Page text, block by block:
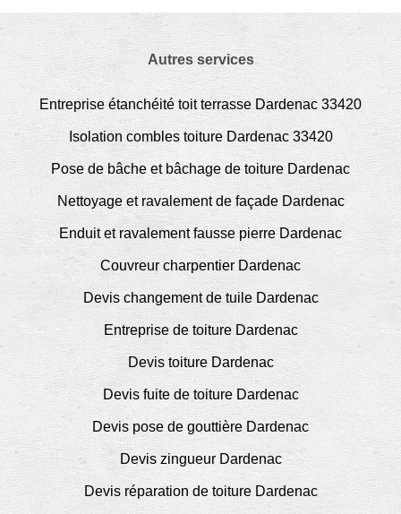
Autres services
Entreprise étanchéité toit terrasse Dardenac 33420
Isolation combles toiture Dardenac 33420
Pose de bâche et bâchage de toiture Dardenac
Nettoyage et ravalement de façade Dardenac
Enduit et ravalement fausse pierre Dardenac
Couvreur charpentier Dardenac
Devis changement de tuile Dardenac
Entreprise de toiture Dardenac
Devis toiture Dardenac
Devis fuite de toiture Dardenac
Devis pose de gouttière Dardenac
Devis zingueur Dardenac
Devis réparation de toiture Dardenac